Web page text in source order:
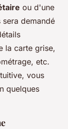
ou d'une
demandé
la carte grise,
etc.
vous
quelques